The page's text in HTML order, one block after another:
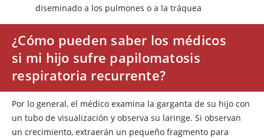
diseminado a los pulmones o a la tráquea
¿Cómo pueden saber los médicos
si mi hijo sufre papilomatosis
respiratoria recurrente?
Por lo general, el médico examina la garganta de su hijo con
un tubo de visualización y observa su laringe. Si observan
un crecimiento, extraerán un pequeño fragmento para